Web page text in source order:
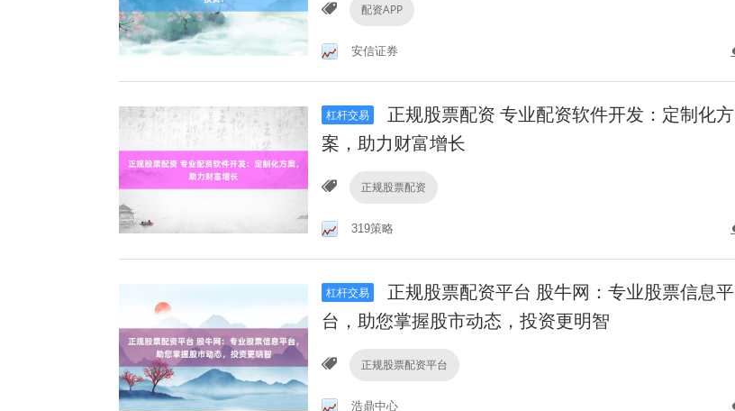
配资APP
安信证券
杠杆交易
正规股票配资 专业配资软件开发：定制化方
案，助力财富增长
正规股票配资
319策略
杠杆交易
正规股票配资平台 股牛网：专业股票信息平
台，助您掌握股市动态，投资更明智
正规股票配资平台
浩鼎中心